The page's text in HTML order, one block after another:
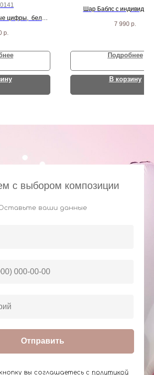
цифры, бело-
внутри.
р.
Шар Баблс с
розовых шариков
7 990 р.
Подробнее
В корзину
с выбором композиции
ваши данные
Отправить
вы соглашаетесь с политикой